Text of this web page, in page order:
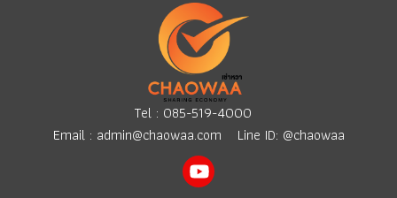
Tel : 085-519-4000
Email : admin@chaowaa.com Line ID: @chaowaa